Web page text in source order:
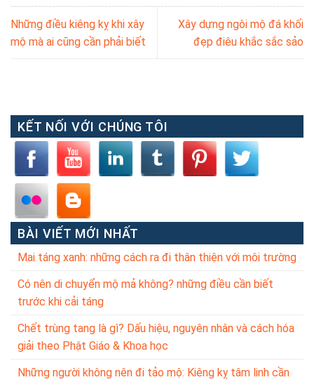
Những điều kiêng kỵ khi xây
mộ mà ai cũng cần phải biết
Xây dựng ngôi mộ đá khối
đẹp điêu khắc sắc sảo
KẾT NỐI VỚI CHÚNG TÔI
BÀI VIẾT MỚI NHẤT
Mai táng xanh: những cách ra đi thân thiện với môi trường
Có nên di chuyển mộ mả không? những điều cần biết
trước khi cải táng
Chết trùng tang là gì? Dấu hiệu, nguyên nhân và cách hóa
giải theo Phật Giáo & Khoa học
Những người không nên đi tảo mộ: Kiêng kỵ tâm linh cần